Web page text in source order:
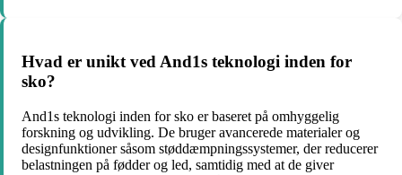
Hvad er unikt ved And1s teknologi inden for
sko?
And1s teknologi inden for sko er baseret på omhyggelig
forskning og udvikling. De bruger avancerede materialer og
designfunktioner såsom støddæmpningssystemer, der reducerer
belastningen på fødder og led, samtidig med at de giver